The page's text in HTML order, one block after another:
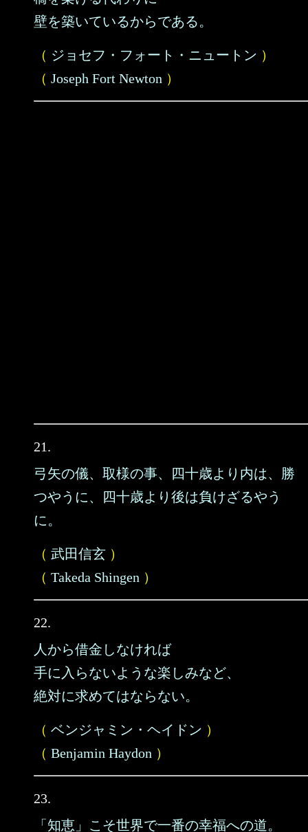
壁を築いているからである。
（ ジョセフ・フォート・ニュートン ）
（ Joseph Fort Newton ）
21.
弓矢の儀、取様の事、四十歳より内は、勝
つやうに、四十歳より後は負けざるやう
に。
（ 武田信玄 ）
（ Takeda Shingen ）
22.
人から借金しなければ
手に入らないような楽しみなど、
絶対に求めてはならない。
（ ベンジャミン・ヘイドン ）
（ Benjamin Haydon ）
23.
「知恵」こそ世界で一番の幸福への道。